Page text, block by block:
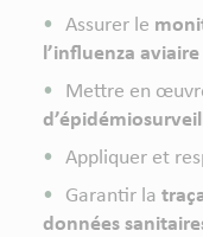
Assurer le
l’influenza aviaire
Mettre en
Appliquer et
Garantir la
données